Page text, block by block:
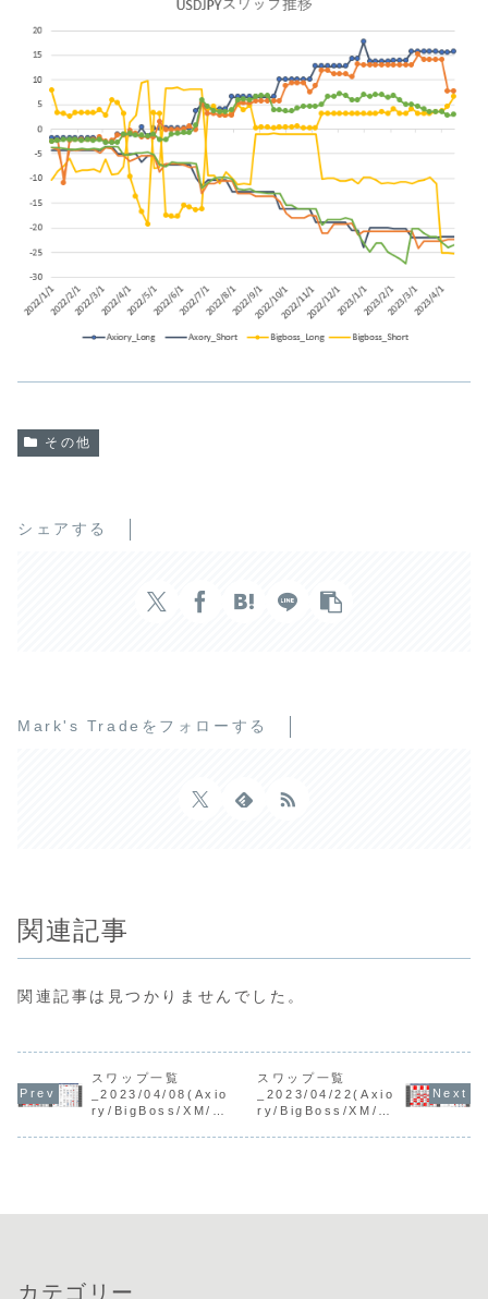
その他
シェアする
Mark's Tradeをフォローする
関連記事
関連記事は見つかりませんでした。
スワップ一覧
_2023/04/08(Axio
ry/BigBoss/XM/Ti
スワップ一覧
_2023/04/22(Axio
ry/BigBoss/XM/Ti
カテゴリー